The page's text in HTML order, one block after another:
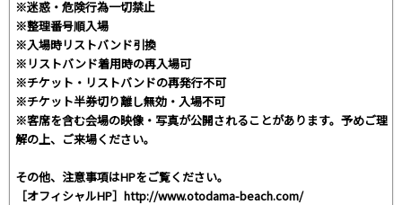
※迷惑・危険行為一切禁止
※整理番号順入場
※入場時リストバンド引換
※リストバンド着用時の再入場可
※チケット・リストバンドの再発行不可
※チケット半券切り離し無効・入場不可
※客席を含む会場の映像・写真が公開されることがあります。予めご理
解の上、ご来場ください。
その他、注意事項はHPをご覧ください。
［オフィシャルHP］http://www.otodama-beach.com/